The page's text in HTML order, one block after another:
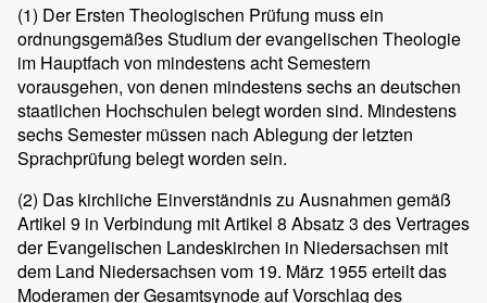
(1) Der Ersten Theologischen Prüfung muss ein
ordnungsgemäßes Studium der evangelischen Theologie
im Hauptfach von mindestens acht Semestern
vorausgehen, von denen mindestens sechs an deutschen
staatlichen Hochschulen belegt worden sind. Mindestens
sechs Semester müssen nach Ablegung der letzten
Sprachprüfung belegt worden sein.
(2) Das kirchliche Einverständnis zu Ausnahmen gemäß
Artikel 9 in Verbindung mit Artikel 8 Absatz 3 des Vertrages
der Evangelischen Landeskirchen in Niedersachsen mit
dem Land Niedersachsen vom 19. März 1955 erteilt das
Moderamen der Gesamtsynode auf Vorschlag des